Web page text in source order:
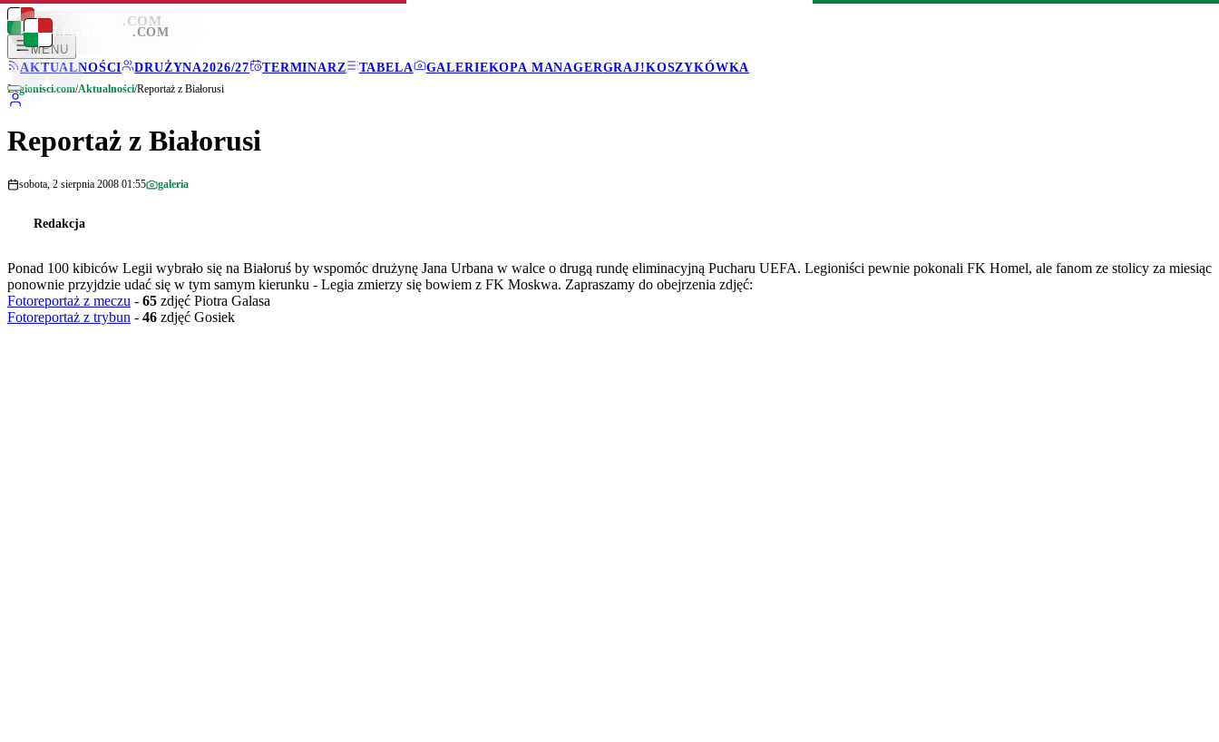
LEGIONISCI .COM
MENU
AKTUALNOŚCI
DRUŻYNA2026/27 TERMINARZ TABELA GALERIEKOPA MANAGERGRAJ!KOSZYKÓWKA
LEGIONISCI .COM
Legionisci.com/Aktualności/Reportaż z Białorusi
Reportaż z Białorusi
sobota, 2 sierpnia 2008 01:55 galeria
Redakcja
Ponad 100 kibiców Legii wybrało się na Białoruś by wspomóc drużynę Jana Urbana w walce o drugą rundę eliminacyjną Pucharu UEFA. Legioniści pewnie pokonali FK Homel, ale fanom ze stolicy za miesiąc
ponownie przyjdzie udać się w tym samym kierunku - Legia zmierzy się bowiem z FK Moskwa. Zapraszamy do obejrzenia zdjęć:
Fotoreportaż z meczu - 65 zdjęć Piotra Galasa
Fotoreportaż z trybun - 46 zdjęć Gosiek